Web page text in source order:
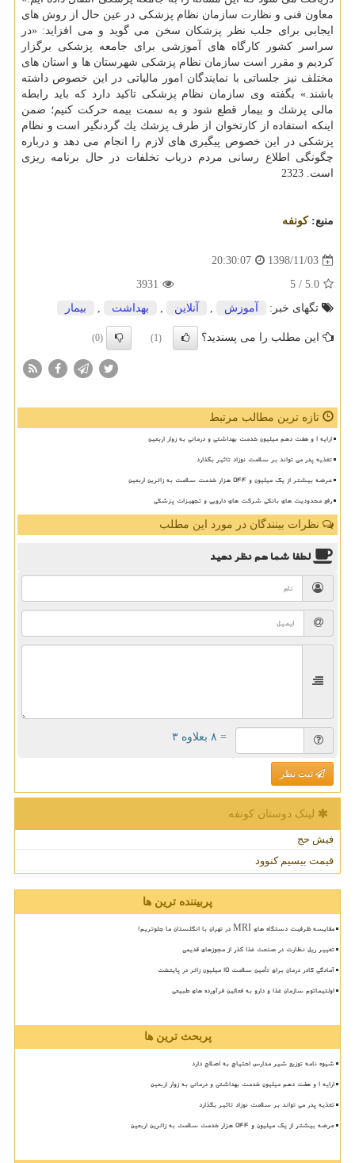
معاون فنی و نظارت سازمان نظام پزشكی در عین حال از روش های
ایجابی برای جلب نظر پزشكان سخن می گوید و می افزاید: «در
سراسر كشور كارگاه های آموزشی برای جامعه پزشكی برگزار
كردیم و مقرر است سازمان نظام پزشكی شهرستان ها و استان های
مختلف نیز جلساتی با نمایندگان امور مالیاتی در این خصوص داشته
باشند.» بگفته وی سازمان نظام پزشكی تاكید دارد كه باید رابطه
مالی پزشك و بیمار قطع شود و به سمت بیمه حركت كنیم؛ ضمن
اینكه استفاده از كارتخوان از طرف پزشك یك گردنگیر است و نظام
پزشكی در این خصوص پیگیری های لازم را انجام می دهد و درباره
چگونگی اطلاع رسانی مردم درباب تخلفات در حال برنامه ریزی
است. 2323
منبع:كونفه
1398/11/03
20:30:07
5.0
/ 5
3931
تگهای خبر:
آموزش , آنلاین , بهداشت , بیمار
این مطلب را می پسندید؟ (1)
(0)
تازه ترین مطالب مرتبط
ارایه ۱ و هفت دهم میلیون خدمت بهداشتی و درمانی به زوار اربعین
تغذیه پدر می تواند بر سلامت نوزاد تاثیر بگذارد
عرضه بیشتر از یک میلیون و ۵۴۴ هزار خدمت سلامت به زائرین اربعین
رفع محدودیت های بانکی شرکت های دارویی و تجهیزات پزشکی
نظرات بینندگان در مورد این مطلب
لطفا شما همنظر دهید
= ۸ بعلاوه ۳
ثبت نظر
لینک دوستان كونفه
فیش حج
قیمت بیسیم کنوود
پربیننده ترین ها
مقایسه ظرفیت دستگاه های MRI در تهران با انگلستان ما جلوتریم!
تغییر ریل نظارت در صنعت غذا گذر از مجوزهای قدیمی
آمادگی کادر درمان برای تأمین سلامت 15 میلیون زائر در پایتخت
اولتیماتوم سازمان غذا و دارو به فعالین فرآورده های طبیعی
پربحث ترین ها
شیوه نامه توزیع شیر مدارس احتیاج به اصلاح دارد
ارایه ۱ و هفت دهم میلیون خدمت بهداشتی و درمانی به زوار اربعین
تغذیه پدر می تواند بر سلامت نوزاد تاثیر بگذارد
عرضه بیشتر از یک میلیون و ۵۴۴ هزار خدمت سلامت به زائرین اربعین